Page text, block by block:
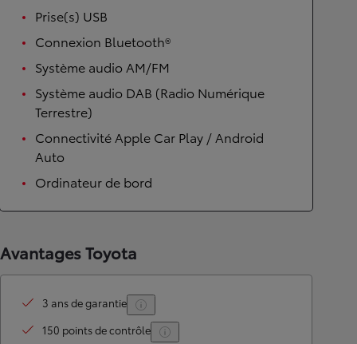
Prise(s) USB
Connexion Bluetooth®
Système audio AM/FM
Système audio DAB (Radio Numérique
Terrestre)
Connectivité Apple Car Play / Android
Auto
Ordinateur de bord
Avantages Toyota
3 ans de garantie
150 points de contrôle